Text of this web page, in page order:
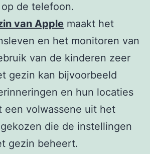
de telefoon.
van Apple maakt het
en het monitoren van
van de kinderen zeer
gezin kan bijvoorbeeld
en hun locaties
een volwassene uit het
die de instellingen
gezin beheert.